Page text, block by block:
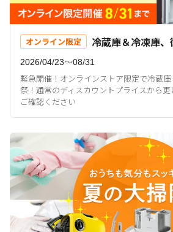
オンライン限定 冷蔵庫＆冷凍庫、
2026/04/23〜08/31
緊急開催！オンラインストア限定で冷蔵
祭！通常のディスカウントプライスから
ご確認ください